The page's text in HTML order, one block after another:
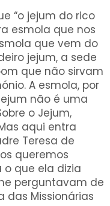
“o jejum do rico
esmola que nos
que vem do
jejum, a sede
que não sirvam
A esmola, por
não é uma
o Jejum,
aqui entra
Teresa de
queremos
o que ela dizia
perguntavam de
das Missionárias